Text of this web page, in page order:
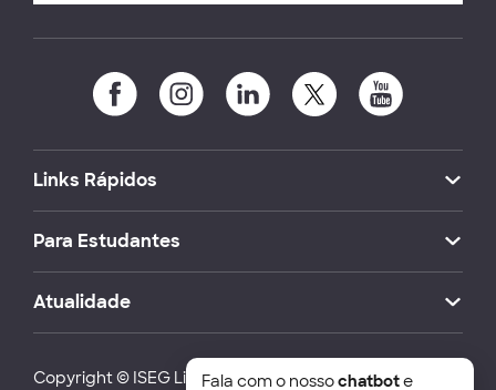
Links Rápidos
Para Estudantes
Atualidade
Copyright © ISEG Lisbon School of Economics and
Fala com o nossochatbote